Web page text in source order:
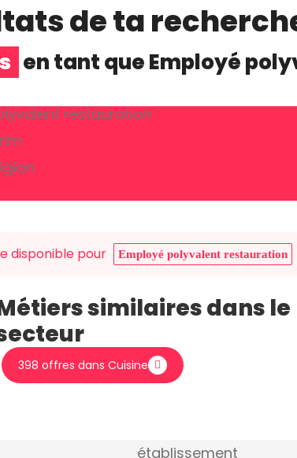
de ta
en tant queEmployé
restauration
disponible pour Employé polyvalent restauration
similaires dans le
398 offres dans Cuisine
établissement